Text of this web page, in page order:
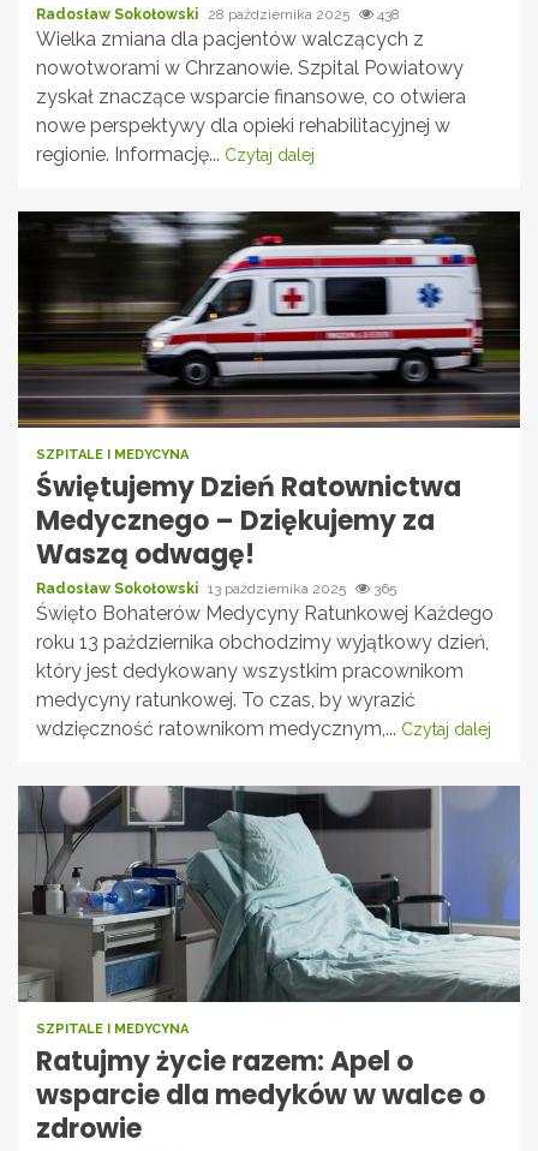
Radosław Sokołowski 28 października 2025 438
Wielka zmiana dla pacjentów walczących z
nowotworami w Chrzanowie. Szpital Powiatowy
zyskał znaczące wsparcie finansowe, co otwiera
nowe perspektywy dla opieki rehabilitacyjnej w
regionie. Informację... Czytaj dalej
SZPITALE I MEDYCYNA
Świętujemy Dzień Ratownictwa
Medycznego – Dziękujemy za
Waszą odwagę!
Radosław Sokołowski 13 października 2025 365
Święto Bohaterów Medycyny Ratunkowej Każdego
roku 13 października obchodzimy wyjątkowy dzień,
który jest dedykowany wszystkim pracownikom
medycyny ratunkowej. To czas, by wyrazić
wdzięczność ratownikom medycznym,... Czytaj dalej
SZPITALE I MEDYCYNA
Ratujmy życie razem: Apel o
wsparcie dla medyków w walce o
zdrowie